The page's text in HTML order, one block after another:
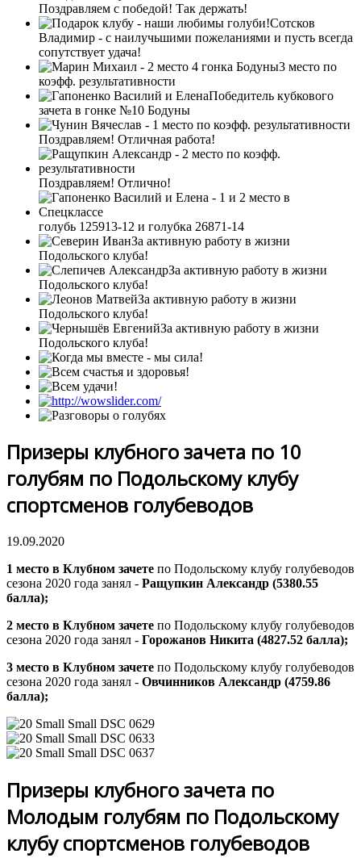
Поздравляем с победой! Так держать!
Сотсков
Владимир - с наилучьшими пожеланиями и пусть всегда
сопутствует удача!
3 место по
коэфф. результативности
Победитель кубкового
зачета в гонке №10 Бодуны
Поздравляем! Отличная работа!
Поздравляем! Отлично!
голубь 125913-12 и голубка 26871-14
За активную работу в жизни
Подольского клуба!
За активную работу в жизни
Подольского клуба!
За активную работу в жизни
Подольского клуба!
За активную работу в жизни
Подольского клуба!
Призеры клубного зачета по 10
голубям по Подольскому клубу
спортсменов голубеводов
19.09.2020
1 место в Клубном зачете по Подольскому клубу голубеводов
сезона 2020 года занял - Ращупкин Александр (5380.55
балла);
2 место в Клубном зачете по Подольскому клубу голубеводов
сезона 2020 года занял - Горожанов Никита (4827.52 балла);
3 место в Клубном зачете по Подольскому клубу голубеводов
сезона 2020 года занял - Овчинников Александр (4759.86
балла);
Призеры клубного зачета по
Молодым голубям по Подольскому
клубу спортсменов голубеводов